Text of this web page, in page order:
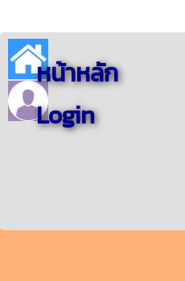
หน้าหลัก
Login